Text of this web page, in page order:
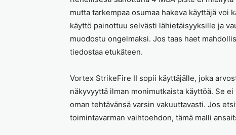
mutta tarkempaa osumaa hakeva käyttäjä
käyttö painottuu selvästi lähietäisyyksille ja
muodostu ongelmaksi. Jos taas haet
tiedostaa etukäteen.
Vortex StrikeFire II sopii käyttäjälle, joka
näkyvyyttä ilman monimutkaista käyttöä. Se
oman tehtävänsä varsin vakuuttavasti. Jos
toimintavarman vaihtoehdon, tämä malli